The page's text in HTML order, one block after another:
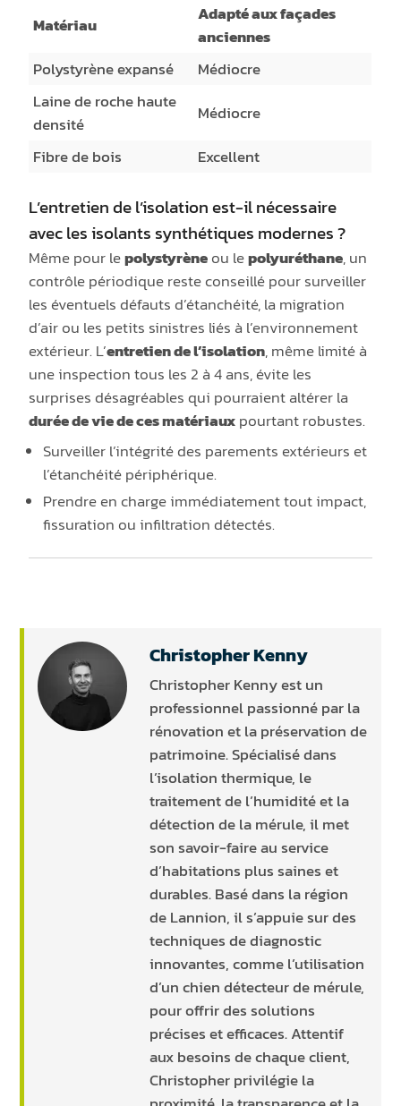
Matériau
Adapté aux façades
anciennes
Polystyrène expansé
Médiocre
Laine de roche haute
densité
Médiocre
Fibre de bois
Excellent
L’entretien de l’isolation est-il nécessaire
avec les isolants synthétiques modernes ?
Même pour lepolystyrèneou lepolyuréthane, un
contrôle périodique reste conseillé pour surveiller
les éventuels défauts d’étanchéité, la migration
d’air ou les petits sinistres liés à l’environnement
extérieur. L’entretien de l’isolation, même limité à
une inspection tous les 2 à 4 ans, évite les
surprises désagréables qui pourraient altérer la
durée de vie de ces matériauxpourtant robustes.
Surveiller l’intégrité des parements extérieurs et
l’étanchéité périphérique.
Prendre en charge immédiatement tout impact,
fissuration ou infiltration détectés.
Christopher Kenny
Christopher Kenny est un
professionnel passionné par la
rénovation et la préservation de
patrimoine. Spécialisé dans
l’isolation thermique, le
traitement de l’humidité et la
détection de la mérule, il met
son savoir-faire au service
d’habitations plus saines et
durables. Basé dans la région
de Lannion, il s’appuie sur des
techniques de diagnostic
innovantes, comme l’utilisation
d’un chien détecteur de mérule,
pour offrir des solutions
précises et efficaces. Attentif
aux besoins de chaque client,
Christopher privilégie la